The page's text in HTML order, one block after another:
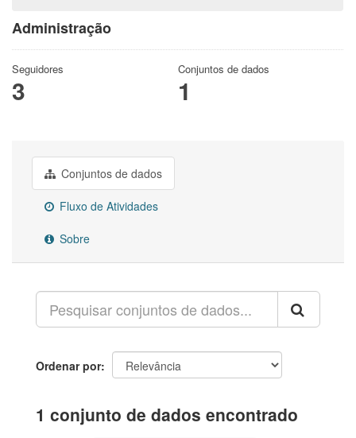
Administração
Seguidores
3
Conjuntos de dados
1
Conjuntos de dados
Fluxo de Atividades
Sobre
Ordenar por
1 conjunto de dados encontrado